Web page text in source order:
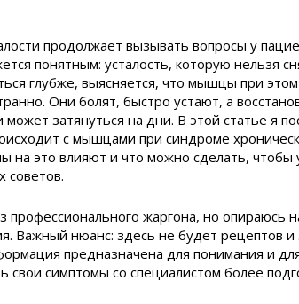
продолжает вызывать вопросы у
понятным: усталость, которую нельзя
глубже, выясняется, что мышцы при этом
Они болят, быстро устают, а
затянуться на дни. В этой статье я
с мышцами при синдроме
на это влияют и что можно сделать,
советов.
профессионального жаргона, но опираюсь
Важный нюанс: здесь не будет рецептов и
предназначена для понимания и
свои симптомы со специалистом более